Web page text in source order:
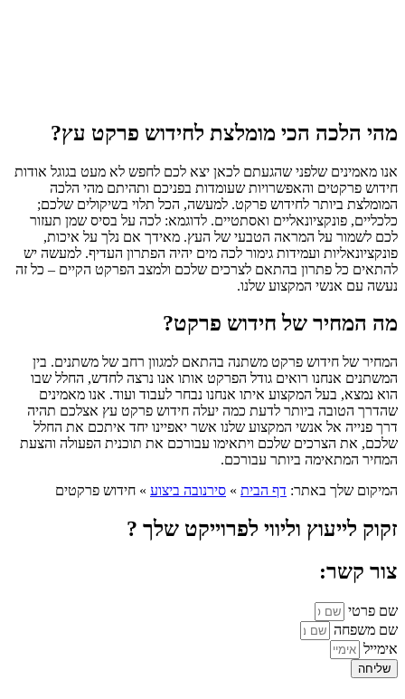
מהי הלכה הכי מומלצת לחידוש פרקט עץ?
אנו מאמינים שלפני שהגעתם לכאן יצא לכם לחפש לא מעט בגוגל אודות
חידוש פרקטים והאפשרויות שעומדות בפניכם ותהיתם מהי הלכה
המומלצת ביותר לחידוש פרקט. למעשה, הכל תלוי בשיקולים שלכם;
כלכליים, פונקציונאליים ואסתטיים. לדוגמא: לכה על בסיס שמן תעזור
לכם לשמור על המראה הטבעי של העץ. מאידך אם נלך על איכות,
פונקציונאליות ועמידות גימור לכה מים יהיה הפתרון העדיף. למעשה יש
להתאים כל פתרון בהתאם לצרכים שלכם ולמצב הפרקט הקיים – כל זה
נעשה עם אנשי המקצוע שלנו.
מה המחיר של חידוש פרקט?
המחיר של חידוש פרקט משתנה בהתאם למגוון רחב של משתנים. בין
המשתנים אנחנו רואים גודל הפרקט אותו אנו נרצה לחדש, החלל שבו
הוא נמצא, בעל המקצוע איתו אנחנו נבחר לעבוד ועוד. אנו מאמינים
שהדרך הטובה ביותר לדעת כמה יעלה חידוש פרקט עץ אצלכם תהיה
דרך פנייה אל אנשי המקצוע שלנו אשר יאפיינו יחד איתכם את החלל
שלכם, את הצרכים שלכם ויתאימו עבורכם את תוכנית הפעולה והצעת
המחיר המתאימה ביותר עבורכם.
המיקום שלך באתר: דף הבית » סירנובה ביצוע » חידוש פרקטים
זקוק לייעוץ וליווי לפרוייקט שלך ?
צור קשר:
שם פרטי
שם משפחה
אימייל
שליחה